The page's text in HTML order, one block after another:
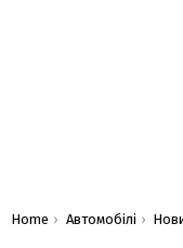
You are here:
Home Автомобілі